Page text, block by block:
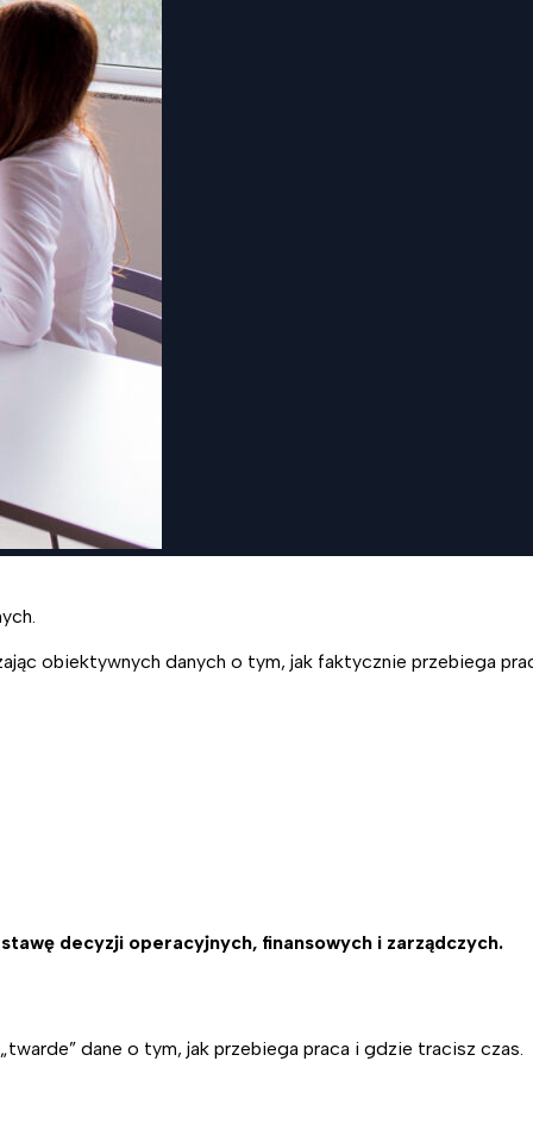
obiektywnych danych o tym, jak faktycznie przebiega
decyzji operacyjnych, finansowych i zarządczych.
dane o tym, jak przebiega praca i gdzie tracisz czas.